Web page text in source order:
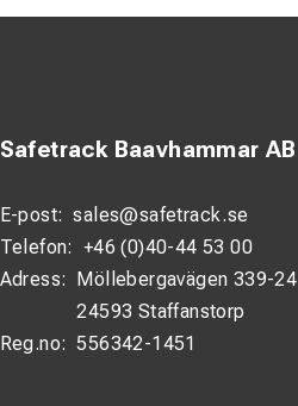
är viktiga faktorer. Den
och förvaring.
precisionen under
och jordning.
användning i krävande
Safetrack Baavhammar AB
E-post: sales@safetrack.se
Telefon: +46 (0)40-44 53 00
Adress: Möllebergavägen 339-24
24593 Staffanstorp
Reg.no: 556342-1451